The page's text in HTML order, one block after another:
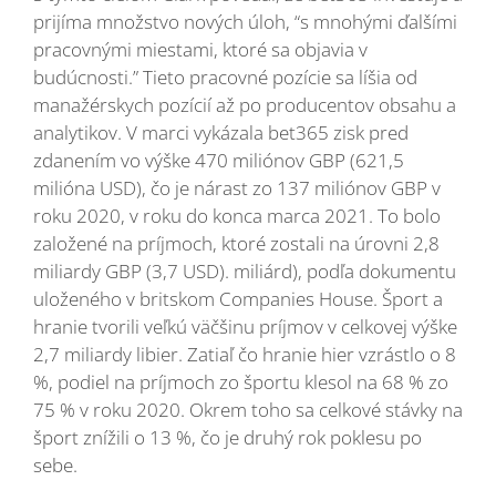
prijíma množstvo nových úloh, “s mnohými ďalšími
pracovnými miestami, ktoré sa objavia v
budúcnosti.” Tieto pracovné pozície sa líšia od
manažérskych pozícií až po producentov obsahu a
analytikov. V marci vykázala bet365 zisk pred
zdanením vo výške 470 miliónov GBP (621,5
milióna USD), čo je nárast zo 137 miliónov GBP v
roku 2020, v roku do konca marca 2021. To bolo
založené na príjmoch, ktoré zostali na úrovni 2,8
miliardy GBP (3,7 USD). miliárd), podľa dokumentu
uloženého v britskom Companies House. Šport a
hranie tvorili veľkú väčšinu príjmov v celkovej výške
2,7 miliardy libier. Zatiaľ čo hranie hier vzrástlo o 8
%, podiel na príjmoch zo športu klesol na 68 % zo
75 % v roku 2020. Okrem toho sa celkové stávky na
šport znížili o 13 %, čo je druhý rok poklesu po
sebe.